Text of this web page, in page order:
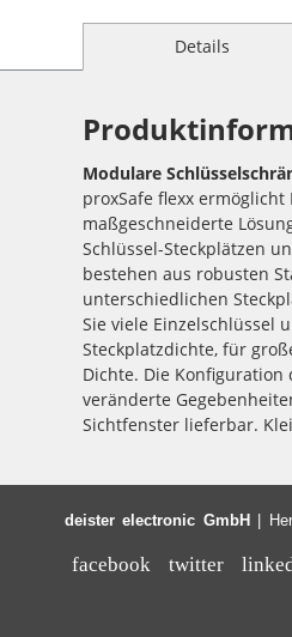
Details
Modulare
proxSafe flexx
maßgeschneiderte
Schlüssel-Steckplätzen
bestehen aus robusten
unterschiedlichen
Sie viele Einzelschlüssel
Steckplatzdichte, für
Dichte. Die Konfiguration
veränderte
Sichtfenster lieferbar.
Fachanlagen aufgestellt
Pufferbatterie sowie die
enthalten. Der
Pufferbatterie. Das
Stecker mit der
Nachrüstung sehr einfach
leichten Zugriff zu allen
entsprechenden
deister electronic GmbH|
facebook twitter